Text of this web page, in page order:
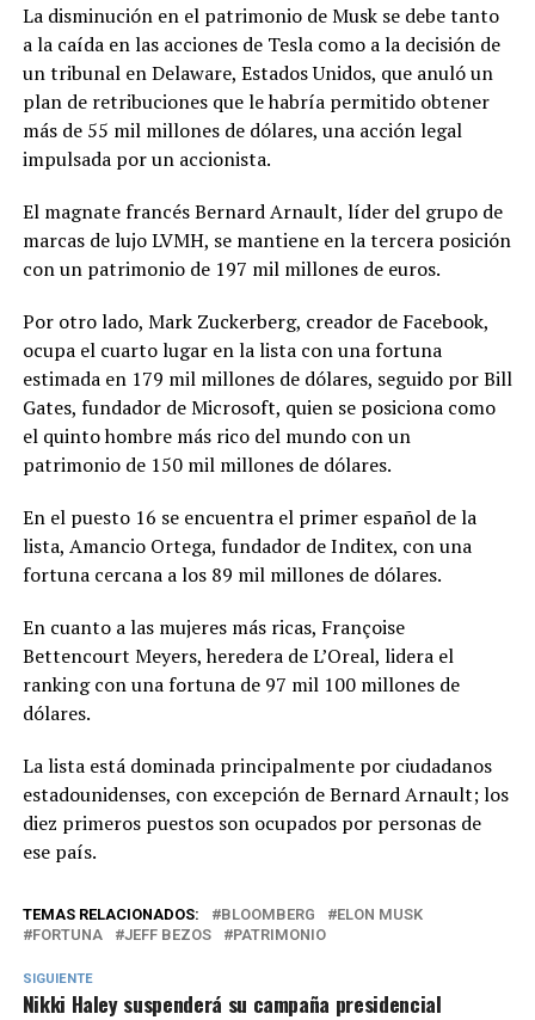
La disminución en el patrimonio de Musk se debe tanto
a la caída en las acciones de Tesla como a la decisión de
un tribunal en Delaware, Estados Unidos, que anuló un
plan de retribuciones que le habría permitido obtener
más de 55 mil millones de dólares, una acción legal
impulsada por un accionista.
El magnate francés Bernard Arnault, líder del grupo de
marcas de lujo LVMH, se mantiene en la tercera posición
con un patrimonio de 197 mil millones de euros.
Por otro lado, Mark Zuckerberg, creador de Facebook,
ocupa el cuarto lugar en la lista con una fortuna
estimada en 179 mil millones de dólares, seguido por Bill
Gates, fundador de Microsoft, quien se posiciona como
el quinto hombre más rico del mundo con un
patrimonio de 150 mil millones de dólares.
En el puesto 16 se encuentra el primer español de la
lista, Amancio Ortega, fundador de Inditex, con una
fortuna cercana a los 89 mil millones de dólares.
En cuanto a las mujeres más ricas, Françoise
Bettencourt Meyers, heredera de L’Oreal, lidera el
ranking con una fortuna de 97 mil 100 millones de
dólares.
La lista está dominada principalmente por ciudadanos
estadounidenses, con excepción de Bernard Arnault; los
diez primeros puestos son ocupados por personas de
ese país.
TEMAS RELACIONADOS: BLOOMBERG
ELON MUSK
FORTUNA
JEFF BEZOS PATRIMONIO
SIGUIENTE
Nikki Haley suspenderá su campaña presidencial